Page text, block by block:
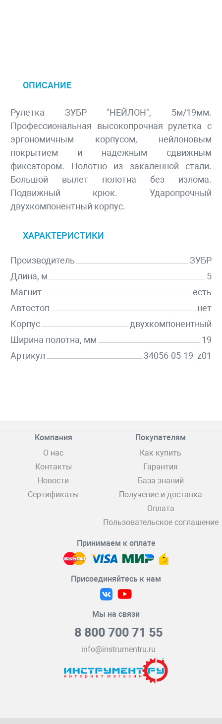
ОПИСАНИЕ
Рулетка ЗУБР "НЕЙЛОН", 5м/19мм.
Профессиональная высокопрочная рулетка с
эргономичным корпусом, нейлоновым
покрытием и надежным сдвижным
фиксатором. Полотно из закаленной стали.
Большой вылет полотна без излома.
Подвижный крюк. Ударопрочный
двухкомпонентный корпус.
ХАРАКТЕРИСТИКИ
Производитель
ЗУБР
Длина, м
5
Магнит
есть
Автостоп
нет
Корпус
двухкомпонентный
Ширина полотна, мм
19
Артикул
34056-05-19_z01
Компания
О нас
Контакты
Новости
Сертификаты
Покупателям
Как купить
Гарантия
База знаний
Получение и доставка
Оплата
Пользовательское соглашение
Принимаем к оплате
Присоединяйтесь к нам
Мы на связи
8 800 700 71 55
info@instrumentru.ru